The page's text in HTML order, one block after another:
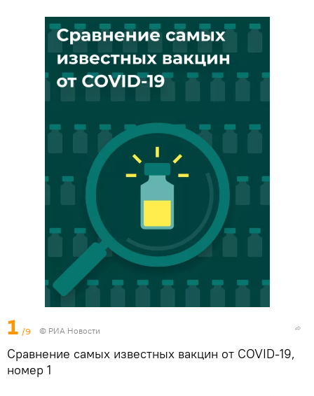
1 /9 © РИА Новости
Сравнение самых известных вакцин от COVID-19,
номер 1